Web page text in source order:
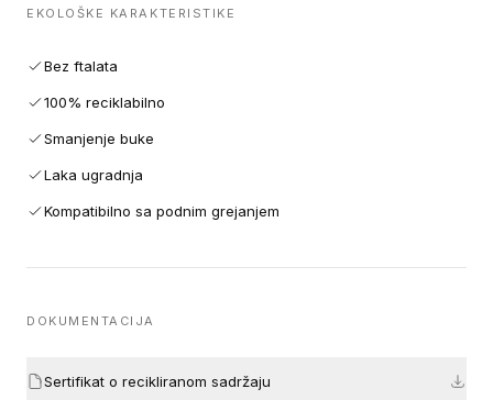
EKOLOŠKE KARAKTERISTIKE
Bez ftalata
100% reciklabilno
Smanjenje buke
Laka ugradnja
Kompatibilno sa podnim grejanjem
DOKUMENTACIJA
Sertifikat o recikliranom sadržaju